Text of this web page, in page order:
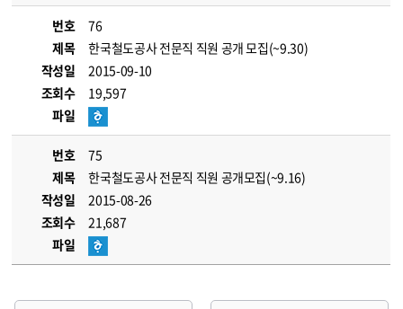
번호
76
제목
한국철도공사 전문직 직원 공개 모집(~9.30)
작성일
2015-09-10
조회수
19,597
파일
번호
75
제목
한국철도공사 전문직 직원 공개모집(~9.16)
작성일
2015-08-26
조회수
21,687
파일